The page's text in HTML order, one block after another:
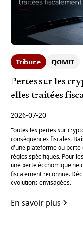
Tribune QOMIT
Pertes sur les
elles traitées
2026-07-20
Toutes les pertes sur
conséquences fiscales.
d'une plateforme ou perte
règles spécifiques. Pour
une perte économique ne
fiscalement reconnue.
évolutions envisagées.
En savoir plus